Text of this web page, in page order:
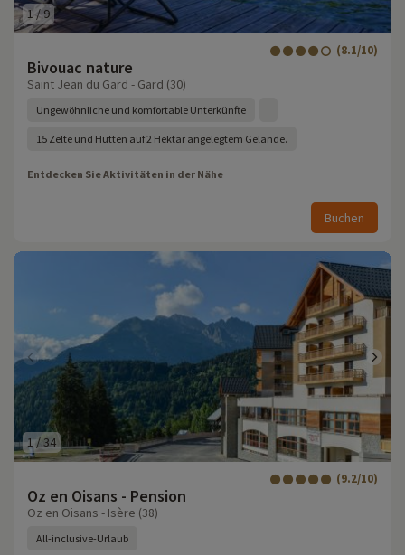
1/9
Bivouac nature
(8.1/10)
Saint Jean du Gard - Gard (30)
Ungewöhnliche und komfortable Unterkünfte
15 Zelte und Hütten auf 2 Hektar angelegtem Gelände.
Entdecken Sie Aktivitäten in der Nähe
Buchen
1/34
Oz en Oisans - Pension
(9.2/10)
Oz en Oisans - Isère (38)
All-inclusive-Urlaub